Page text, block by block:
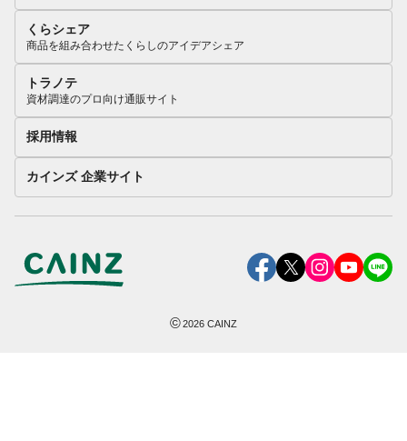
くらシェア
商品を組み合わせたくらしのアイデアシェア
トラノテ
資材調達のプロ向け通販サイト
採用情報
カインズ 企業サイト
©2026 CAINZ